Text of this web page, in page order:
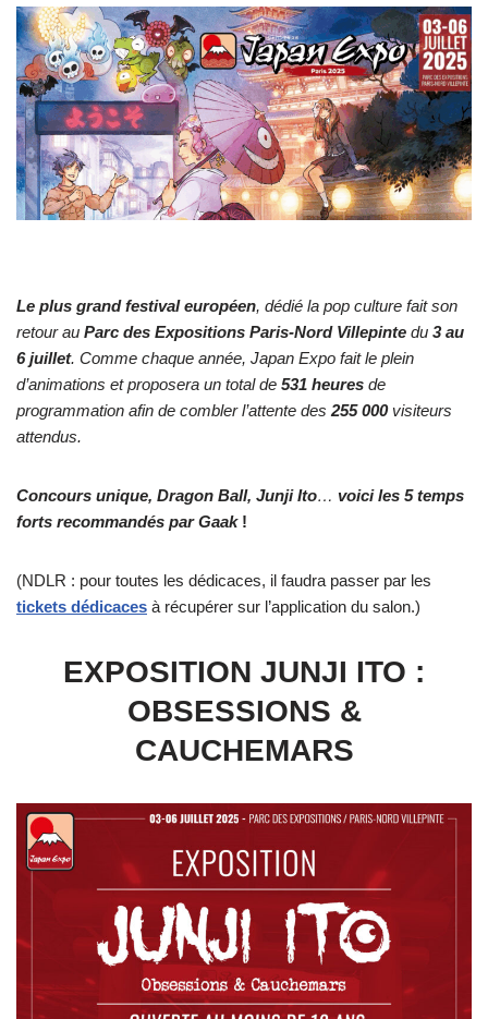
Le plus grand festival européen, dédié la pop culture fait son
retour au Parc des Expositions Paris-Nord Villepinte du 3 au
6 juillet. Comme chaque année, Japan Expo fait le plein
d’animations et proposera un total de 531 heures de
programmation afin de combler l’attente des255 000visiteurs
attendus.
Concours unique, Dragon Ball, Junji Ito… voici les 5 temps
forts recommandés par Gaak!
(NDLR : pour toutes les dédicaces, il faudra passer par les
tickets dédicaces à récupérer sur l’application du salon.)
EXPOSITION JUNJI ITO :
OBSESSIONS &
CAUCHEMARS